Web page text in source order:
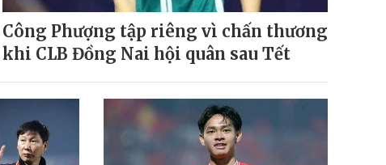
Công Phượng tập riêng vì chấn thương
khi CLB Đồng Nai hội quân sau Tết